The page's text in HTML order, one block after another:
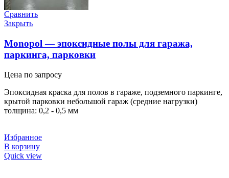
Сравнить
Закрыть
Monopol — эпоксидные полы для гаража,
паркинга, парковки
Цена по запросу
Эпоксидная краска для полов в гараже, подземного паркинге,
крытой парковки небольшой гараж (средние нагрузки)
толщина: 0,2 - 0,5 мм
Избранное
В корзину
Quick view